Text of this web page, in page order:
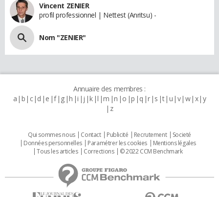
Vincent ZENIER
profil professionnel | Nettest (Anritsu) -
Nom "ZENIER"
Annuaire des membres :
a b c d e f g h i j k l m n o p q r s t u v w x y
z
Qui sommes nous Contact Publicité Recrutement
Societé
Données personnelles
Paramétrer les cookies
Mentions légales
Tous les articles
Corrections © 2022 CCM Benchmark